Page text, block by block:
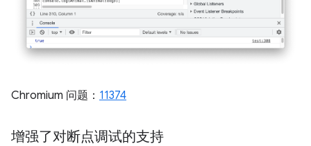
Chromium 问题： 11374
增强了对断点调试的支持